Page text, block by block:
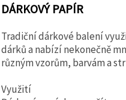
DÁRKOVÝ PAPÍR
Tradiční dárkové balení
dárků a nabízí nekonečně
různým vzorům, barvám a
Využití